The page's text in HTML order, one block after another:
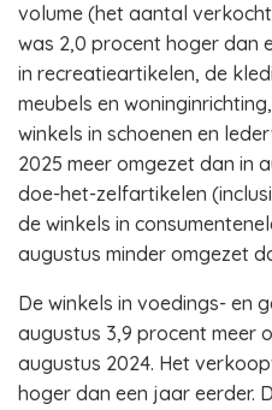
volume (het aantal
was 2,0 procent hoger dan
in recreatieartikelen, de
meubels en
winkels in schoenen en
2025 meer omgezet dan in
doe-het-zelfartikelen
de winkels in
augustus minder omgezet
De winkels in voedings- en
augustus 3,9 procent meer
augustus 2024. Het
hoger dan een jaar eerder.